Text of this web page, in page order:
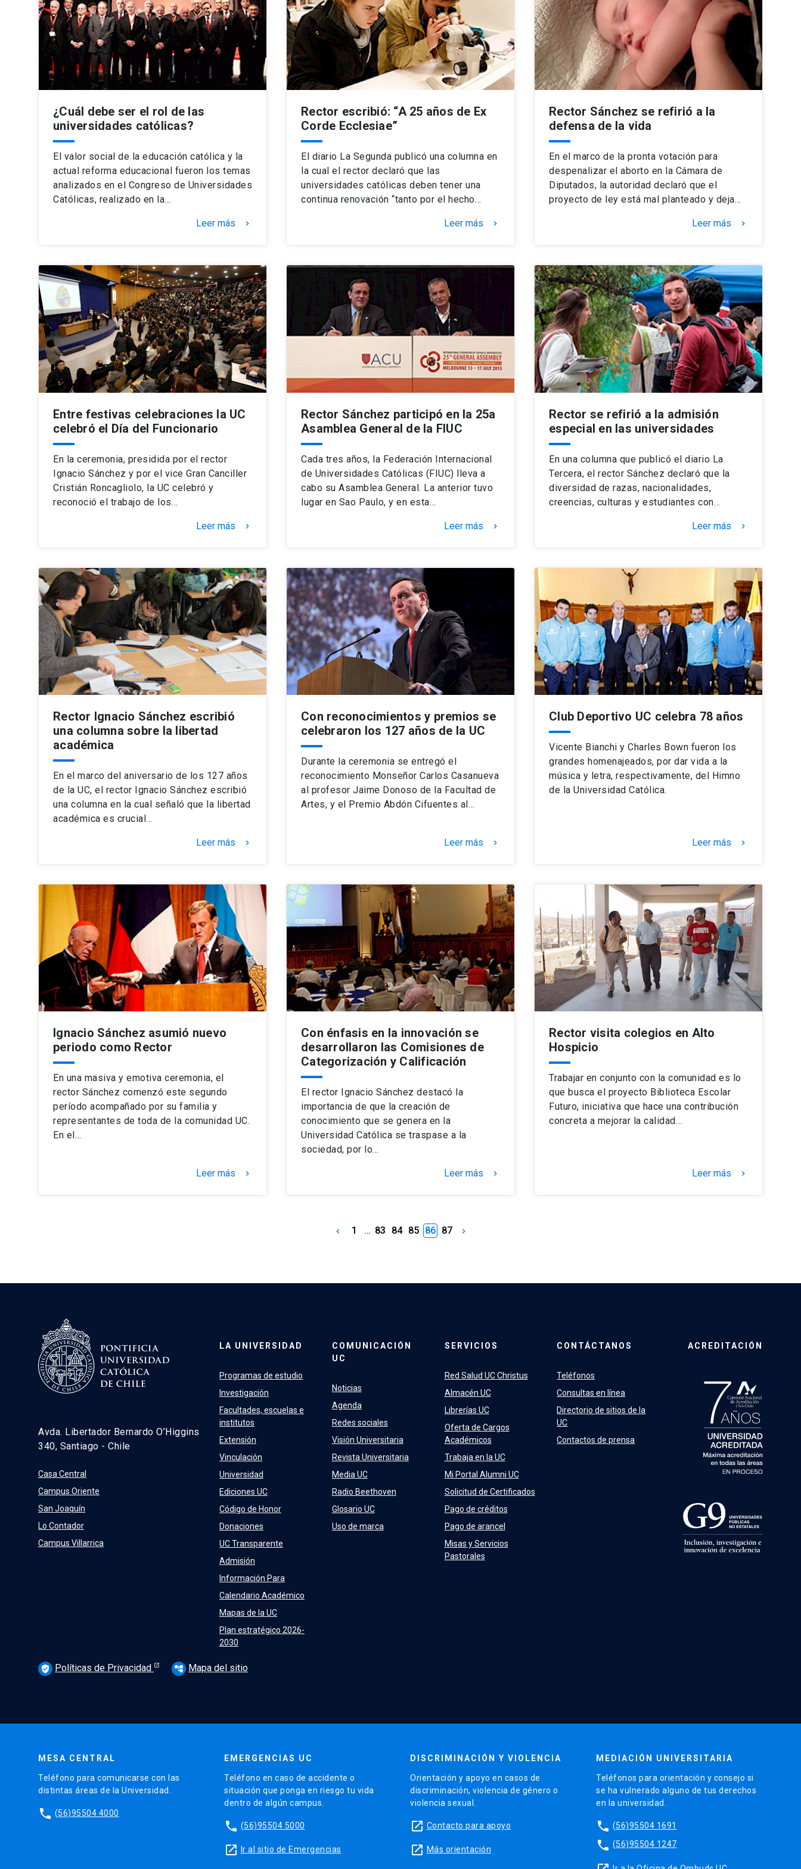
¿Cuál debe ser el rol de las
universidades católicas?
El valor social de la educación católica y la
actual reforma educacional fueron los temas
analizados en el Congreso de Universidades
Católicas, realizado en la…
Leer más keyboard_arrow_right
Rector escribió: “A 25 años de Ex
Corde Ecclesiae”
El diario La Segunda publicó una columna en
la cual el rector declaró que las
universidades católicas deben tener una
continua renovación “tanto por el hecho…
Leer más keyboard_arrow_right
Rector Sánchez se refirió a la
defensa de la vida
En el marco de la pronta votación para
despenalizar el aborto en la Cámara de
Diputados, la autoridad declaró que el
proyecto de ley está mal planteado y deja…
Leer más keyboard_arrow_right
Entre festivas celebraciones la UC
celebró el Día del Funcionario
En la ceremonia, presidida por el rector
Ignacio Sánchez y por el vice Gran Canciller
Cristián Roncagliolo, la UC celebró y
reconoció el trabajo de los…
Leer más keyboard_arrow_right
Rector Sánchez participó en la 25a
Asamblea General de la FIUC
Cada tres años, la Federación Internacional
de Universidades Católicas (FIUC) lleva a
cabo su Asamblea General. La anterior tuvo
lugar en Sao Paulo, y en esta…
Leer más keyboard_arrow_right
Rector se refirió a la admisión
especial en las universidades
En una columna que publicó el diario La
Tercera, el rector Sánchez declaró que la
diversidad de razas, nacionalidades,
creencias, culturas y estudiantes con…
Leer más keyboard_arrow_right
Rector Ignacio Sánchez escribió
una columna sobre la libertad
académica
En el marco del aniversario de los 127 años
de la UC, el rector Ignacio Sánchez escribió
una columna en la cual señaló que la libertad
académica es crucial…
Leer más keyboard_arrow_right
Con reconocimientos y premios se
celebraron los 127 años de la UC
Durante la ceremonia se entregó el
reconocimiento Monseñor Carlos Casanueva
al profesor Jaime Donoso de la Facultad de
Artes, y el Premio Abdón Cifuentes al…
Leer más keyboard_arrow_right
Club Deportivo UC celebra 78 años
Vicente Bianchi y Charles Bown fueron los
grandes homenajeados, por dar vida a la
música y letra, respectivamente, del Himno
de la Universidad Católica.
Leer más keyboard_arrow_right
Ignacio Sánchez asumió nuevo
periodo como Rector
En una masiva y emotiva ceremonia, el
rector Sánchez comenzó este segundo
período acompañado por su familia y
representantes de toda de la comunidad UC.
En el…
Leer más keyboard_arrow_right
Con énfasis en la innovación se
desarrollaron las Comisiones de
Categorización y Calificación
El rector Ignacio Sánchez destacó la
importancia de que la creación de
conocimiento que se genera en la
Universidad Católica se traspase a la
sociedad, por lo…
Leer más keyboard_arrow_right
Rector visita colegios en Alto
Hospicio
Trabajar en conjunto con la comunidad es lo
que busca el proyecto Biblioteca Escolar
Futuro, iniciativa que hace una contribución
concreta a mejorar la calidad…
Leer más keyboard_arrow_right
keyboard_arrow_left 1 … 83 84 85 86 87 keyboard_arrow_right
Avda. Libertador Bernardo O’Higgins
340, Santiago - Chile
Casa Central
Campus Oriente
San Joaquín
Lo Contador
Campus Villarrica
LA UNIVERSIDAD
Programas de estudio
Investigación
Facultades, escuelas e
institutos
Extensión
Vinculación
Universidad
Ediciones UC
Código de Honor
Donaciones
UC Transparente
Admisión
Información Para
Calendario Académico
Mapas de la UC
Plan estratégico 2026-
2030
COMUNICACIÓN
UC
Noticias
Agenda
Redes sociales
Visión Universitaria
Revista Universitaria
Media UC
Radio Beethoven
Glosario UC
Uso de marca
SERVICIOS
Red Salud UC Christus
Almacén UC
Librerías UC
Oferta de Cargos
Académicos
Trabaja en la UC
Mi Portal Alumni UC
Solicitud de Certificados
Pago de créditos
Pago de arancel
Misas y Servicios
Pastorales
CONTÁCTANOS
Teléfonos
Consultas en línea
Directorio de sitios de la
UC
Contactos de prensa
ACREDITACIÓN
verified_user Políticas de Privacidad account_tree Mapa del sitio
MESA CENTRAL
Teléfono para comunicarse con las
distintas áreas de la Universidad.
phone (56)95504 4000
EMERGENCIAS UC
Teléfono en caso de accidente o
situación que ponga en riesgo tu vida
dentro de algún campus.
phone (56)95504 5000
launch Ir al sitio de Emergencias
DISCRIMINACIÓN Y VIOLENCIA
Orientación y apoyo en casos de
discriminación, violencia de género o
violencia sexual.
launch Contacto para apoyo
launch Más orientación
MEDIACIÓN UNIVERSITARIA
Teléfonos para orientación y consejo si
se ha vulnerado alguno de tus derechos
en la universidad.
phone (56)95504 1691
phone (56)95504 1247